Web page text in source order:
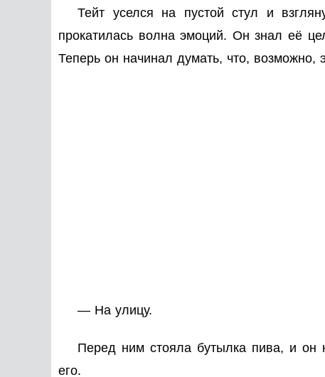
Тейт уселся на пустой стул и
прокатилась волна эмоций. Он знал её
Теперь он начинал думать, что, возможно,
— На улицу.
Перед ним стояла бутылка пива, и он
его.